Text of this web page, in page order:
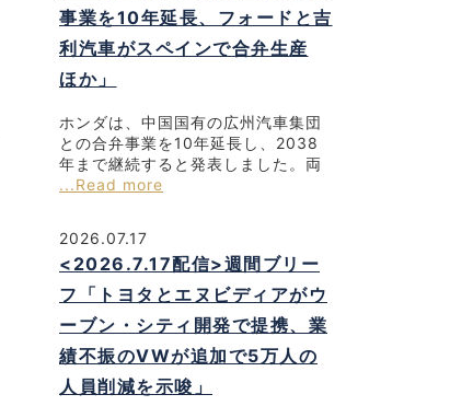
事業を10年延長、フォードと吉
利汽車がスペインで合弁生産
ほか」
ホンダは、中国国有の広州汽車集団
との合弁事業を10年延長し、2038
年まで継続すると発表しました。両
...Read more
2026.07.17
<2026.7.17配信>週間ブリー
フ「トヨタとエヌビディアがウ
ーブン・シティ開発で提携、業
績不振のVWが追加で5万人の
人員削減を示唆」